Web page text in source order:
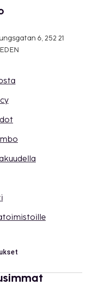
6, 252 21